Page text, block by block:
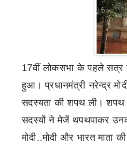
17वीं लोकसभा के पहले सत्र
हुआ। प्रधानमंत्री नरेन्द्र
सदस्यता की शपथ ली। शपथ
सदस्यों ने मेजें थपथपाकर
मोदी..मोदी और भारत माता